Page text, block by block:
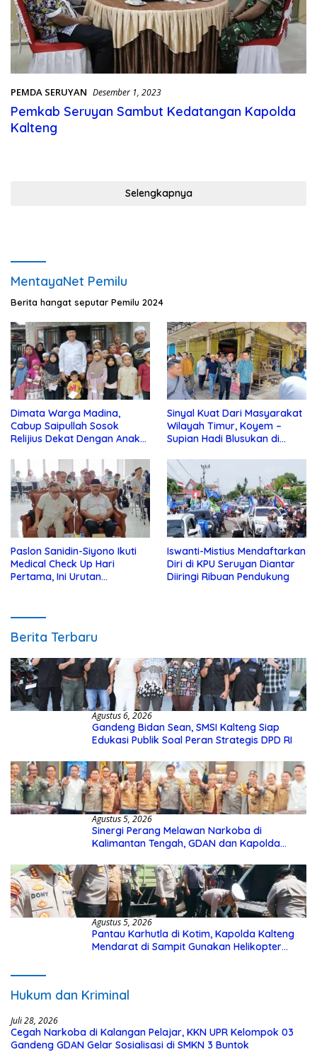
PEMDA SERUYAN Desember 1, 2023
Pemkab Seruyan Sambut Kedatangan Kapolda
Kalteng
Selengkapnya
MentayaNet Pemilu
Berita hangat seputar Pemilu 2024
Dimata Warga Madina,
Cabup Saipullah Sosok
Relijius Dekat Dengan Anak
Sinyal Kuat Dari Masyarakat
Wilayah Timur, Koyem –
Supian Hadi Blusukan di
Paslon Sanidin-Siyono Ikuti
Medical Check Up Hari
Pertama, Ini Urutan
Iswanti-Mistius Mendaftarkan
Diri di KPU Seruyan Diantar
Diiringi Ribuan Pendukung
Berita Terbaru
Agustus 6, 2026
Gandeng Bidan Sean, SMSI Kalteng Siap
Edukasi Publik Soal Peran Strategis DPD RI
Agustus 5, 2026
Sinergi Perang Melawan Narkoba di
Kalimantan Tengah, GDAN dan Kapolda
Agustus 5, 2026
Pantau Karhutla di Kotim, Kapolda Kalteng
Mendarat di Sampit Gunakan Helikopter
Hukum dan Kriminal
Juli 28, 2026
Cegah Narkoba di Kalangan Pelajar, KKN UPR Kelompok 03
Gandeng GDAN Gelar Sosialisasi di SMKN 3 Buntok